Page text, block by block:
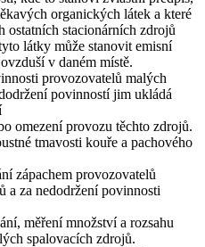
organických látek a které
stacionárních zdrojů
látky může stanovit emisní
v daném místě.
provozovatelů malých
povinností jim ukládá
omezení provozu těchto zdrojů.
tmavosti kouře a pachového
zápachem provozovatelů
a za nedodržení povinnosti
měření množství a rozsahu
spalovacích zdrojů.